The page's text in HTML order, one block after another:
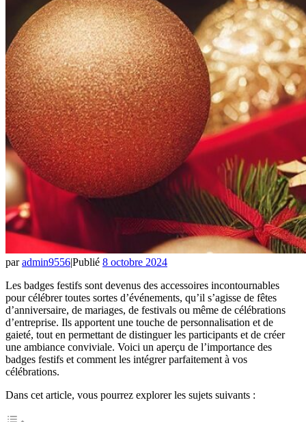
paradmin9556|Publié 8 octobre 2024
Les badges festifs sont devenus des accessoires incontournables
pour célébrer toutes sortes d’événements, qu’il s’agisse de fêtes
d’anniversaire, de mariages, de festivals ou même de célébrations
d’entreprise. Ils apportent une touche de personnalisation et de
gaieté, tout en permettant de distinguer les participants et de créer
une ambiance conviviale. Voici un aperçu de l’importance des
badges festifs et comment les intégrer parfaitement à vos
célébrations.
Dans cet article, vous pourrez explorer les sujets suivants :